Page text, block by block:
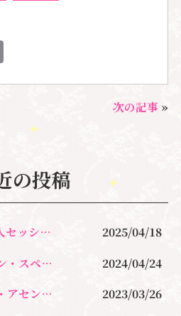
E
次の記事 »
の投稿
新*心の問題*解決！個人セッション＆宇宙的マインドブロックバスター養成講座のご紹介
2025/04/18
宇宙ママのアセンション・スペシャル・ペットロスセラピー＆リーディングカウンセリング
2024/04/24
【体験談】ペットロス・アセンションセラピー＆リーディングカウンセリングを受けて
2023/03/26